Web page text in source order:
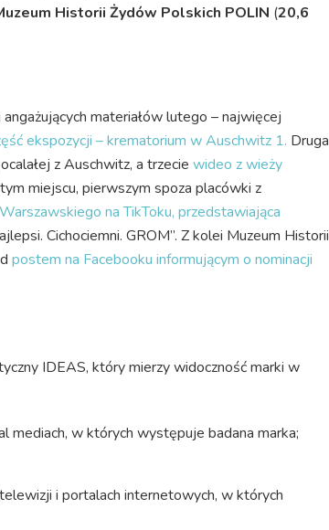
Historii Żydów Polskich POLIN (20,6
materiałów lutego – najwięcej
ekspozycji – krematorium w Auschwitz 1. Druga
z Auschwitz, a trzecie wideo z wieży
miejscu, pierwszym spoza placówki z
na TikToku, przedstawiająca
Cichociemni. GROM”. Z kolei Muzeum Historii
postem na Facebooku informującym o nominacji
IDEAS, który mierzy widoczność marki w
mediach, w których występuje badana marka;
i portalach internetowych, w których